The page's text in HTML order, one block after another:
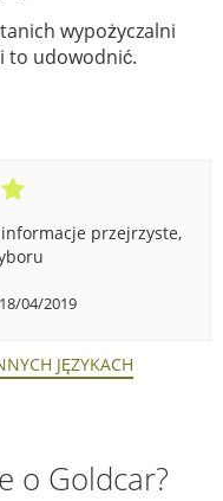
wypożyczalni
to udowodnić.
przejrzyste,
04/2019
JĘZYKACH
o Goldcar?